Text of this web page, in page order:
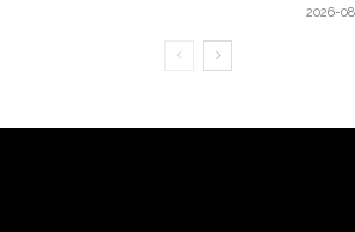
2026-